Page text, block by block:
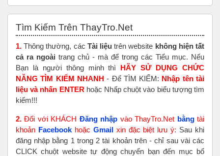
Tìm Kiếm Trên ThayTro.Net
1. Thông thường, các Tài liệu trên website không hiện tất
cả ra ngoài trang chủ - mà để trong các Tiểu mục. Nếu
Bạn là người thông minh thì HÃY SỬ DỤNG CHỨC
NĂNG TÌM KIẾM NHANH - Để TÌM KIẾM: Nhập tên tài
liệu và nhấn ENTER hoặc Nhấp chuột vào biểu tượng tìm
kiếm!!!
2. Đối với KHÁCH Đăng nhập vào ThayTro.Net bằngtài
khoản Facebook hoặc Gmailxin đặc biệt lưu ý: Sau khi
đăng nhập bằng 1 trong 2 tài khoản trên - chỉ sau vài các
CLICK chuột website tự động chuyển bạn đến mục bổ